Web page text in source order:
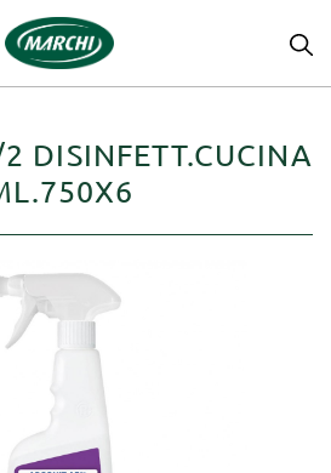
DISINFETT.CUCINA